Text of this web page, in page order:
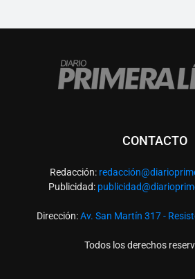
CONTACTO
Redacción: redacció
Publicidad:
Dirección:Av. San Martín 317 -
Todos los derechos